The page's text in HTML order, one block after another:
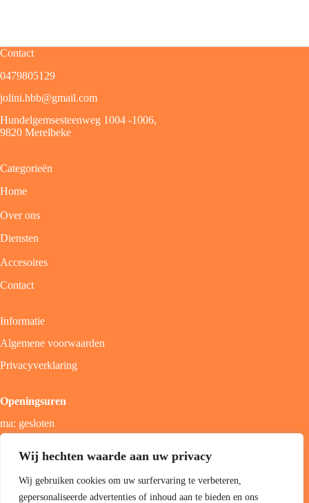
Wij hechten waarde aan uw privacy
Wij gebruiken cookies om uw surfervaring te verbeteren,
gepersonaliseerde advertenties of inhoud aan te bieden en ons
Contact
0479805129
jolini.hbb@gmail.com
Hundelgemsesteenweg 1004 -1006,
9820 Merelbeke
Categorieën
Home
Over ons
Diensten
Accesoires
Contact
Informatie
Algemene voorwaarden
Privacyverklaring
Openingsuren
ma: gesloten
zon; gesloten